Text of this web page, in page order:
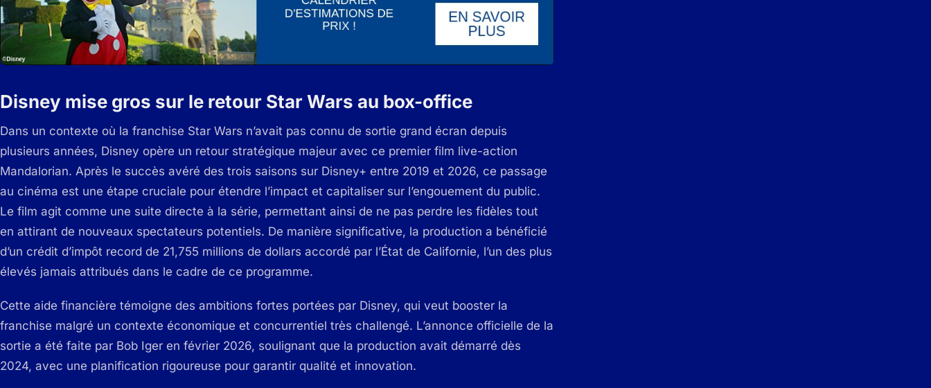
Disney mise gros sur le retour Star Wars au box-office
Dans un contexte où la franchise Star Wars n’avait pas connu de sortie grand écran depuis
plusieurs années, Disney opère un retour stratégique majeur avec ce premier film live-action
Mandalorian. Après le succès avéré des trois saisons sur Disney+ entre 2019 et 2026, ce passage
au cinéma est une étape cruciale pour étendre l’impact et capitaliser sur l’engouement du public.
Le film agit comme une suite directe à la série, permettant ainsi de ne pas perdre les fidèles tout
en attirant de nouveaux spectateurs potentiels. De manière significative, la production a bénéficié
d’un crédit d’impôt record de 21,755 millions de dollars accordé par l’État de Californie, l’un des plus
élevés jamais attribués dans le cadre de ce programme.
Cette aide financière témoigne des ambitions fortes portées par Disney, qui veut booster la
franchise malgré un contexte économique et concurrentiel très challengé. L’annonce officielle de la
sortie a été faite par Bob Iger en février 2026, soulignant que la production avait démarré dès
2024, avec une planification rigoureuse pour garantir qualité et innovation.